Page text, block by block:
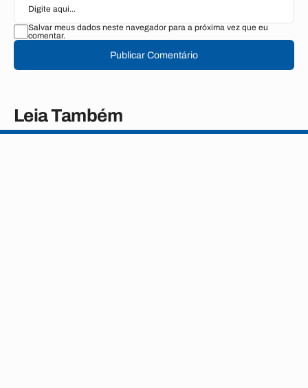
Salvar meus dados neste navegador para a próxima vez que eu
comentar.
Publicar Comentário
Leia Também